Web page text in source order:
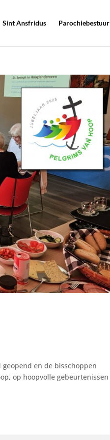
Sint Ansfridus Parochiebestuur
en de bisschoppen
op hoopvolle gebeurtenissen